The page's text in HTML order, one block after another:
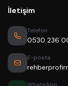
İletişim
Telefon
0530 236
E-posta